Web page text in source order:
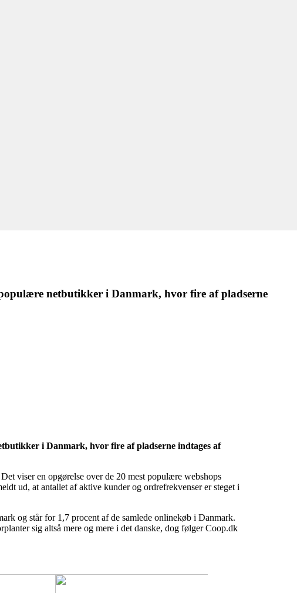
netbutikker i Danmark, hvor fire af pladserne
i Danmark, hvor fire af pladserne indtages af
viser en opgørelse over de 20 mest populære webshops
ud, at antallet af aktive kunder og ordrefrekvenser er steget i
og står for 1,7 procent af de samlede onlinekøb i Danmark.
sig altså mere og mere i det danske, dog følger Coop.dk